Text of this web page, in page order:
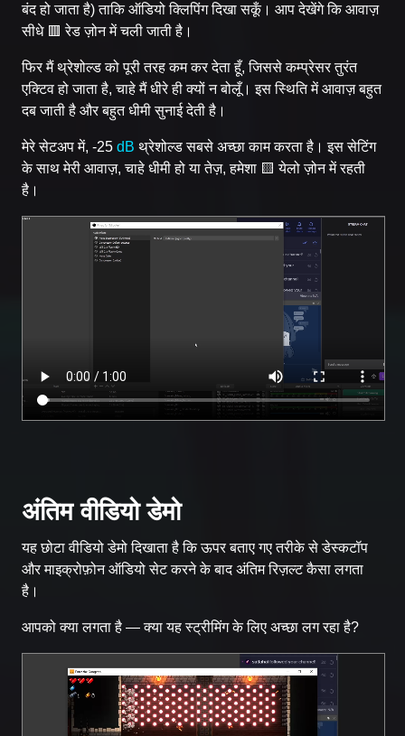
बंद हो जाता है) ताकि ऑडियो क्लिपिंग दिखा सकूँ। आप देखेंगे कि आवाज़
सीधे 🟥 रेड ज़ोन में चली जाती है।
फिर मैं थ्रेशोल्ड को पूरी तरह कम कर देता हूँ, जिससे कम्प्रेसर तुरंत
एक्टिव हो जाता है, चाहे मैं धीरे ही क्यों न बोलूँ। इस स्थिति में आवाज़ बहुत
दब जाती है और बहुत धीमी सुनाई देती है।
मेरे सेटअप में, -25 dB थ्रेशोल्ड सबसे अच्छा काम करता है। इस सेटिंग
के साथ मेरी आवाज़, चाहे धीमी हो या तेज़, हमेशा 🟨 येलो ज़ोन में रहती
है।
अंतिम वीडियो डेमो
यह छोटा वीडियो डेमो दिखाता है कि ऊपर बताए गए तरीके से डेस्कटॉप
और माइक्रोफ़ोन ऑडियो सेट करने के बाद अंतिम रिज़ल्ट कैसा लगता
है।
आपको क्या लगता है — क्या यह स्ट्रीमिंग के लिए अच्छा लग रहा है?